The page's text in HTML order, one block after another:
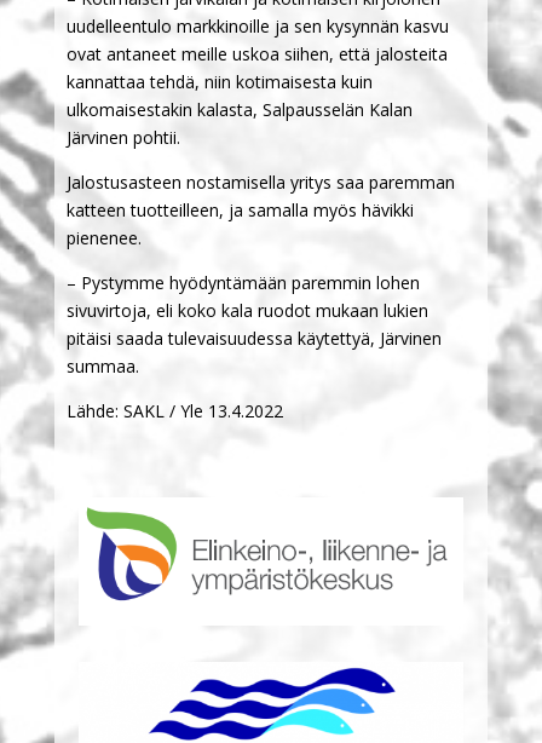
uudelleentulo markkinoille ja sen kysynnän kasvu
ovat antaneet meille uskoa siihen, että jalosteita
kannattaa tehdä, niin kotimaisesta kuin
ulkomaisestakin kalasta, Salpausselän Kalan
Järvinen pohtii.
Jalostusasteen nostamisella yritys saa paremman
katteen tuotteilleen, ja samalla myös hävikki
pienenee.
– Pystymme hyödyntämään paremmin lohen
sivuvirtoja, eli koko kala ruodot mukaan lukien
pitäisi saada tulevaisuudessa käytettyä, Järvinen
summaa.
Lähde: SAKL / Yle 13.4.2022